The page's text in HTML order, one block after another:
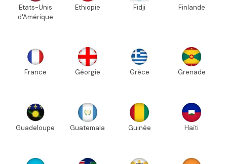
Etats-Unis
d'Amérique
Ethiopie Fidji Finlande
France Géorgie Grèce Grenade
Guadeloupe Guatemala Guinée Haïti